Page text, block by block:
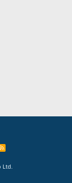
R
Ltd.